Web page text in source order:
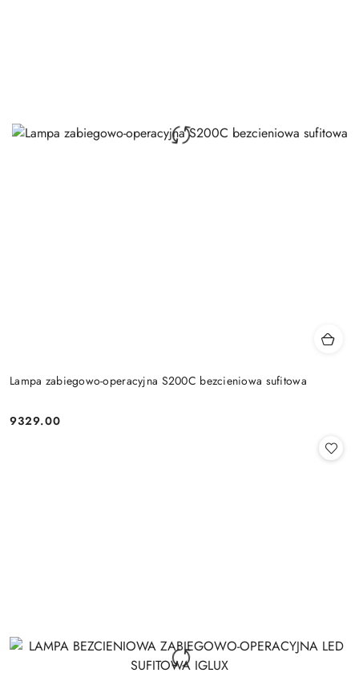
Lampa zabiegowo-operacyjna S200C bezcieniowa sufitowa
Cena:
9329.00